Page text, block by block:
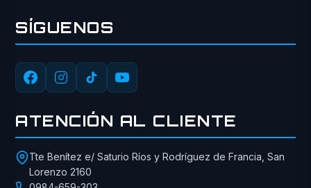
SÍGUENOS
ATENCIÓN AL CLIENTE
Tte Benítez e/ Saturio Ríos y Rodríguez de Francia, San
Lorenzo 2160